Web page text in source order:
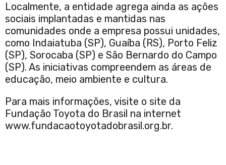
Localmente, a entidade agrega ainda as ações
sociais implantadas e mantidas nas
comunidades onde a empresa possui unidades,
como Indaiatuba (SP), Guaíba (RS), Porto Feliz
(SP), Sorocaba (SP) e São Bernardo do Campo
(SP). As iniciativas compreendem as áreas de
educação, meio ambiente e cultura.
Para mais informações, visite o site da
Fundação Toyota do Brasil na internet
www.fundacaotoyotadobrasil.org.br.